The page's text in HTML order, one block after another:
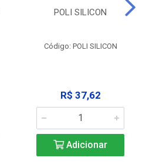
POLI SILICON
Código: POLI SILICON
R$ 37,62
Adicionar